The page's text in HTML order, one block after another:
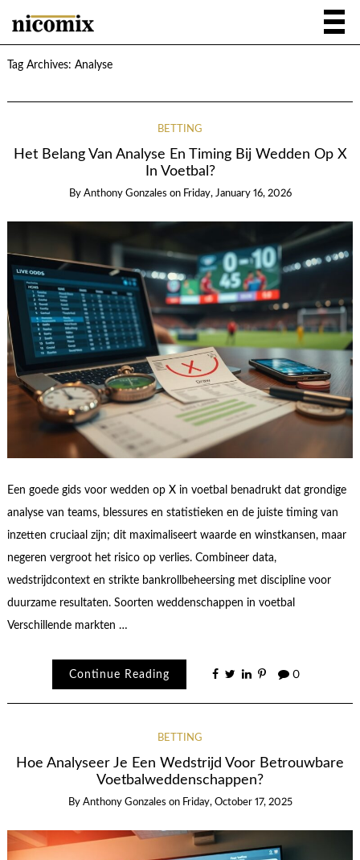
Tag Archives: Analyse
BETTING
Het Belang Van Analyse En Timing Bij Wedden Op X
In Voetbal?
By Anthony Gonzales on Friday, January 16, 2026
Een goede gids voor wedden op X in voetbal benadrukt dat grondige
analyse van teams, blessures en statistieken en de juiste timing van
inzetten cruciaal zijn; dit maximaliseert waarde en winstkansen, maar
negeren vergroot het risico op verlies. Combineer data,
wedstrijdcontext en strikte bankrollbeheersing met discipline voor
duurzame resultaten. Soorten weddenschappen in voetbal
Verschillende markten …
Continue Reading 0
BETTING
Hoe Analyseer Je Een Wedstrijd Voor Betrouwbare
Voetbalweddenschappen?
By Anthony Gonzales on Friday, October 17, 2025